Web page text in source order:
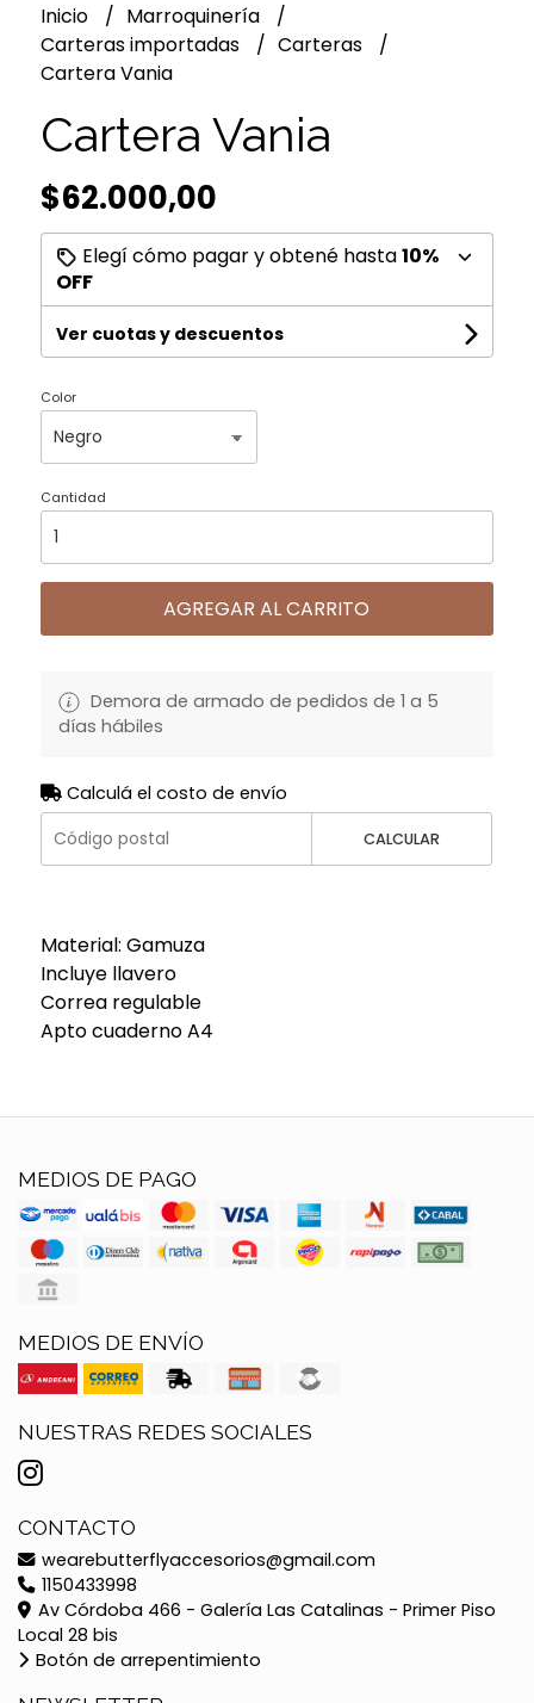
Inicio
Marroquinería
Carteras importadas
Carteras
Cartera Vania
Cartera Vania
$62.000,00
Elegí cómo pagar y obtené hasta10%
OFF
Ver cuotas y descuentos
Color
Cantidad
AGREGAR AL CARRITO
Demora de armado de pedidos de 1 a 5
días hábiles
Calculá el costo de envío
CALCULAR
Material: Gamuza
Incluye llavero
Correa regulable
Apto cuaderno A4
MEDIOS DE PAGO
MEDIOS DE ENVÍO
NUESTRAS REDES SOCIALES
CONTACTO
wearebutterflyaccesorios@gmail.com
1150433998
Av Córdoba 466 - Galería Las Catalinas - Primer Piso
Local 28 bis
Botón de arrepentimiento